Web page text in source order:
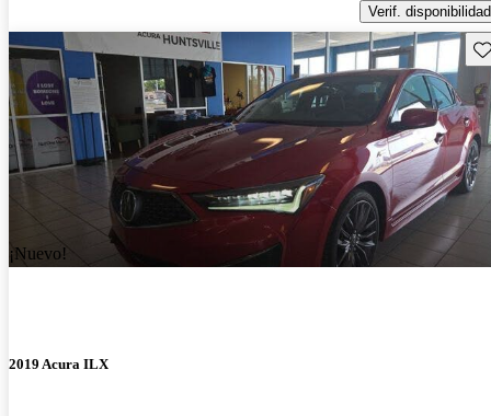
Verif. disponibilidad
¡Nuevo!
2019 Acura ILX